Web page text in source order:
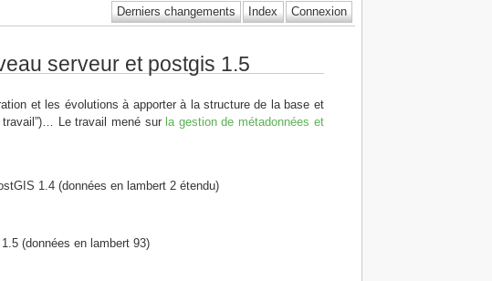
serveur et postgis 1.5
et les évolutions à apporter à la structure de la base et
travail”)… Le travail mené sur la gestion de métadonnées et
1.4 (données en lambert 2 étendu)
(données en lambert 93)